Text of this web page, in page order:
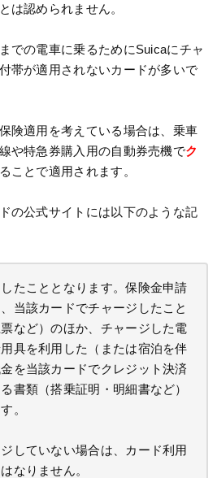
は認められません。
での電車に乗るためにSuicaにチャ
帯が適用されないカードが多いで
険適用を考えている場合は、乗車
や特急券購入用の自動券売機でク
ことで適用されます。
の公式サイトには以下のような記
たこととなります。保険金申請
当該カードでチャージしたこと
など）のほか、チャージした電
具を利用した（または宿泊を伴
を当該カードでクレジット決済
書類（搭乗証明・明細書など）
。
していない場合は、カード利用
なりません。